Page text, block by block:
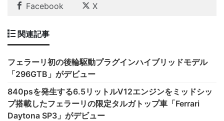
Facebook X
関連記事
フェラーリ初の後輪駆動プラグインハイブリッドモデル
「296GTB」がデビュー
840psを発生する6.5リットルV12エンジンをミッドシッ
プ搭載したフェラーリの限定タルガトップ車「Ferrari
Daytona SP3」がデビュー